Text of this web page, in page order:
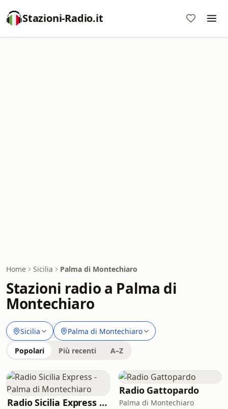
Stazioni-Radio.it
Home Sicilia Palma di Montechiaro
Stazioni radio a Palma di
Montechiaro
Sicilia Palma di Montechiaro
Popolari Più recenti A–Z
Radio Sicilia Express - Palma di Montechiaro
Radio Gattopardo
Palma di Montechiaro